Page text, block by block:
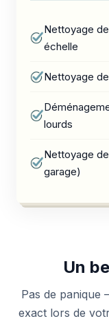
Nettoyage
échelle
Nettoyage
lourds
Nettoyage
garage)
Un
Pas de panique
exact lors de